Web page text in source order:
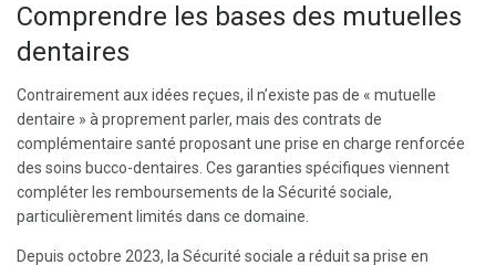
Comprendre les bases des mutuelles
dentaires
Contrairement aux idées reçues, il n’existe pas de « mutuelle
dentaire » à proprement parler, mais des contrats de
complémentaire santé proposant une prise en charge renforcée
des soins bucco-dentaires. Ces garanties spécifiques viennent
compléter les remboursements de la Sécurité sociale,
particulièrement limités dans ce domaine.
Depuis octobre 2023, la Sécurité sociale a réduit sa prise en